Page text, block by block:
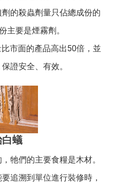
的殺蟲劑量只佔總成份的
主要是煙霧劑。
市面的產品高出50倍，並
證安全、有效。
白蟻
牠們的主要食糧是木材。
追溯到單位進行裝修時，